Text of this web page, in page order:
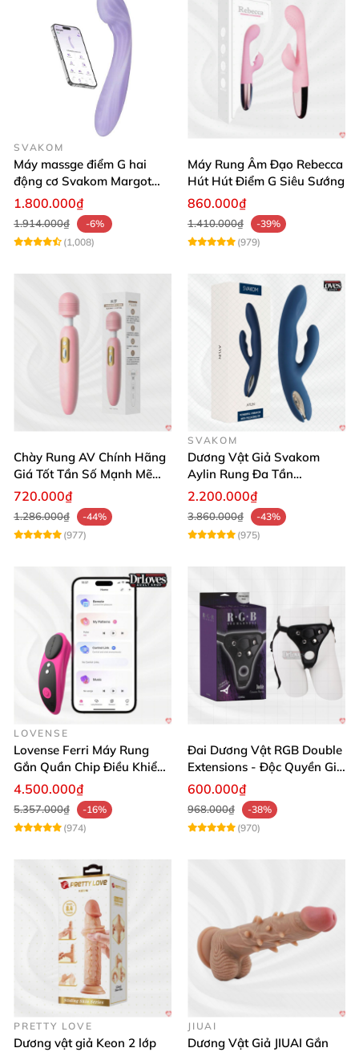
SVAKOM
Máy massge điểm G hai
động cơ Svakom Margot
điều khiển qua app
1.800.000₫
1.914.000₫
-6%
(1,008)
Máy Rung Âm Đạo Rebecca
Hút Hút Điểm G Siêu Sướng
860.000₫
1.410.000₫
-39%
(979)
Chày Rung AV Chính Hãng
Giá Tốt Tần Số Mạnh Mẽ
Siêu Bền
720.000₫
1.286.000₫
-44%
(977)
SVAKOM
Dương Vật Giả Svakom
Aylin Rung Đa Tần
Massage Sung Sướng
2.200.000₫
3.860.000₫
-43%
(975)
LOVENSE
Lovense Ferri Máy Rung
Gắn Quần Chip Điều Khiển
App Tăng Hưng Phấn
4.500.000₫
5.357.000₫
-16%
(974)
Đai Dương Vật RGB Double
Extensions - Độc Quyền Giá
Sốc
600.000₫
968.000₫
-38%
(970)
PRETTY LOVE
Dương vật giả Keon 2 lớp
JIUAI
Dương Vật Giả JIUAI Gắn